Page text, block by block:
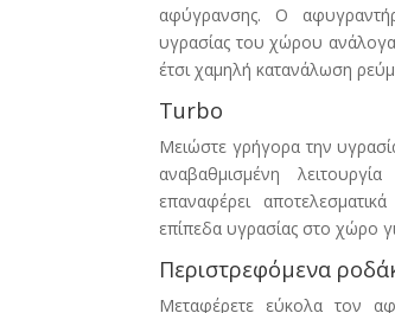
αφύγρανσης. Ο
υγρασίας του χώρου
έτσι χαμηλή κατανάλωση
Turbo
Μειώστε γρήγορα την
αναβαθμισμένη
επαναφέρει
επίπεδα υγρασίας στο χώρο
Περιστρεφόμενα
Μεταφέρετε εύκολα τον